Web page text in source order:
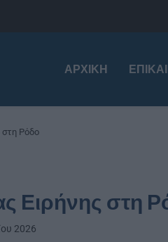
ΑΡΧΙΚΉ
στη Ρόδο
Ειρήνης στη
2026